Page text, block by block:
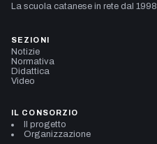
La scuola catanese in rete dal 1998
SEZIONI
Notizie
Normativa
Didattica
Video
IL CONSORZIO
Il progetto
Organizzazione